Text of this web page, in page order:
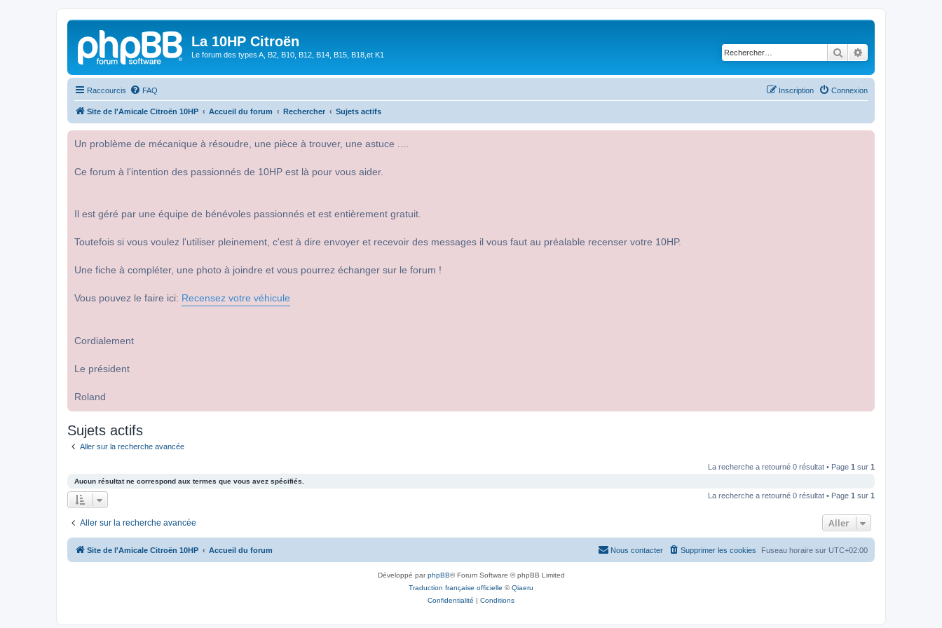
La 10HP Citroën
Le forum des types A, B2, B10, B12, B14, B15, B18,et K1 Rechercher
Raccourcis FAQ Connexion
Inscription
Site de l'Amicale Citroën 10HP Accueil du forum Rechercher Sujets actifs
Un problème de mécanique à résoudre, une pièce à trouver, une astuce ....
Ce forum à l'intention des passionnés de 10HP est là pour vous aider.
Il est géré par une équipe de bénévoles passionnés et est entièrement gratuit.
Toutefois si vous voulez l'utiliser pleinement, c'est à dire envoyer et recevoir des messages il vous faut au préalable recenser votre 10HP.
Une fiche à compléter, une photo à joindre et vous pourrez échanger sur le forum !
Vous pouvez le faire ici: Recensez votre véhicule
Cordialement
Le président
Roland
Sujets actifs
Aller sur la recherche avancée
La recherche a retourné 0 résultat • Page 1 sur 1
Aucun résultat ne correspond aux termes que vous avez spécifiés.
La recherche a retourné 0 résultat • Page 1 sur 1
Aller sur la recherche avancée Aller
Site de l'Amicale Citroën 10HP Accueil du forum Fuseau horaire sur UTC+02:00
Supprimer les cookies
Nous contacter
Développé parphpBB® Forum Software © phpBB Limited
Traduction française officielle ©Qiaeru
Confidentialité | Conditions